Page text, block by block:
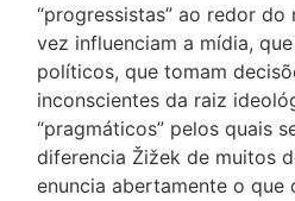
“progressistas” ao redor do
vez influenciam a mídia,
políticos, que tomam
inconscientes da raiz
“pragmáticos” pelos quais
diferencia Žižek de muitos
enuncia abertamente o que